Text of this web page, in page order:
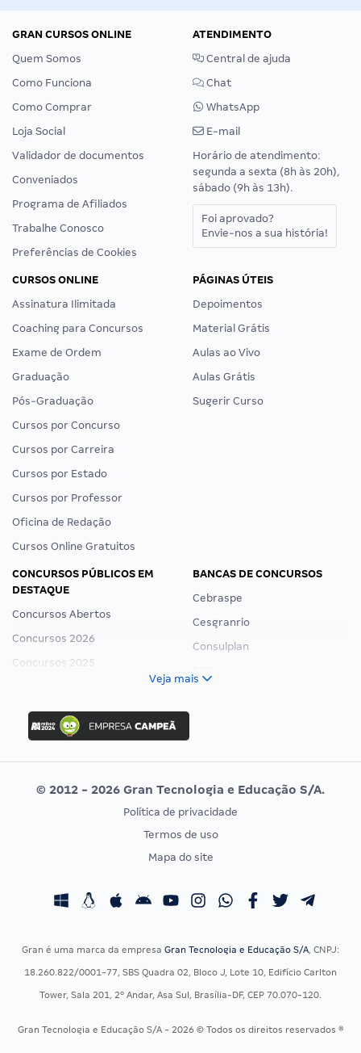
GRAN CURSOS ONLINE
Quem Somos
Como Funciona
Como Comprar
Loja Social
Validador de documentos
Conveniados
Programa de Afiliados
Trabalhe Conosco
Preferências de Cookies
ATENDIMENTO
Central de ajuda
Chat
WhatsApp
E-mail
Horário de atendimento:
segunda a sexta (8h às 20h),
sábado (9h às 13h).
Foi aprovado?
Envie-nos a sua história!
CURSOS ONLINE
Assinatura Ilimitada
Coaching para Concursos
Exame de Ordem
Graduação
Pós-Graduação
Cursos por Concurso
Cursos por Carreira
Cursos por Estado
Cursos por Professor
Oficina de Redação
Cursos Online Gratuitos
PÁGINAS ÚTEIS
Depoimentos
Material Grátis
Aulas ao Vivo
Aulas Grátis
Sugerir Curso
CONCURSOS PÚBLICOS EM
DESTAQUE
Concursos Abertos
Concursos 2026
Concursos 2025
Concurso Ibama
Concurso MPU
Editais publicados
BANCAS DE CONCURSOS
Cebraspe
Cesgranrio
Consulplan
Vunesp
CONCURSOS POR PROFISSÃO
Concursos Fiscais
Concursos Saúde
Residência Multiprofissional
EXAME DE ORDEM
Calendário OAB
Veja mais
© 2012 - 2026 Gran Tecnologia e Educação S/A.
Política de privacidade
Termos de uso
Mapa do site
Gran é uma marca da empresa Gran Tecnologia e Educação S/A, CNPJ:
18.260.822/0001-77, SBS Quadra 02, Bloco J, Lote 10, Edifício Carlton
Tower, Sala 201, 2º Andar, Asa Sul, Brasília-DF, CEP 70.070-120.
Gran Tecnologia e Educação S/A - 2026 © Todos os direitos reservados ®